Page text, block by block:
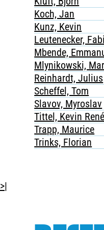
Koch, Jan
Kunz, Kevin
Leutenecker,
Mbende,
Mlynikowski,
Reinhardt, Julius
Scheffel, Tom
Slavov, Myroslav
Tittel, Kevin René
Trapp, Maurice
Trinks, Florian
>|